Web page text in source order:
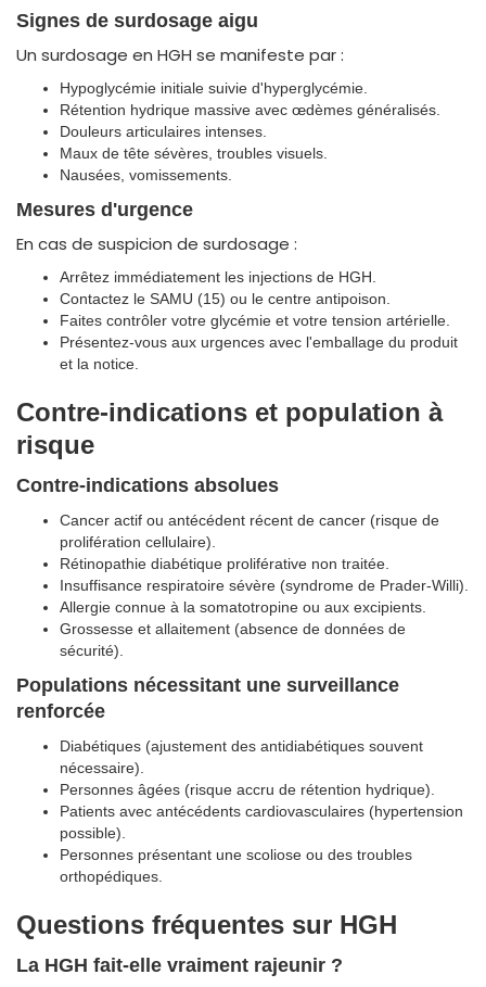
Signes de surdosage aigu
Un surdosage en HGH se manifeste par :
Hypoglycémie initiale suivie d'hyperglycémie.
Rétention hydrique massive avec œdèmes généralisés.
Douleurs articulaires intenses.
Maux de tête sévères, troubles visuels.
Nausées, vomissements.
Mesures d'urgence
En cas de suspicion de surdosage :
Arrêtez immédiatement les injections de HGH.
Contactez le SAMU (15) ou le centre antipoison.
Faites contrôler votre glycémie et votre tension artérielle.
Présentez-vous aux urgences avec l'emballage du produit
et la notice.
Contre-indications et population à
risque
Contre-indications absolues
Cancer actif ou antécédent récent de cancer (risque de
prolifération cellulaire).
Rétinopathie diabétique proliférative non traitée.
Insuffisance respiratoire sévère (syndrome de Prader-Willi).
Allergie connue à la somatotropine ou aux excipients.
Grossesse et allaitement (absence de données de
sécurité).
Populations nécessitant une surveillance
renforcée
Diabétiques (ajustement des antidiabétiques souvent
nécessaire).
Personnes âgées (risque accru de rétention hydrique).
Patients avec antécédents cardiovasculaires (hypertension
possible).
Personnes présentant une scoliose ou des troubles
orthopédiques.
Questions fréquentes sur HGH
La HGH fait-elle vraiment rajeunir ?